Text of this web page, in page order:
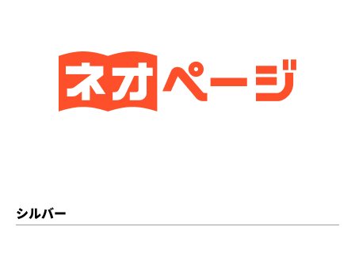
シルバー